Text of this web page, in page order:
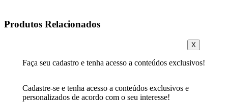
Produtos Relacionados
X
Faça seu cadastro e tenha acesso a conteúdos exclusivos!
Cadastre-se e tenha acesso a conteúdos exclusivos e
personalizados de acordo com o seu interesse!